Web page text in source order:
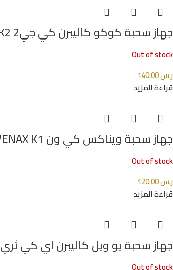
جهاز سحبة كوكو كاليبرن كي جي2 UWELL CALIBURN GK2
Out of stock
ر.س
قراءة المزيد
جهاز سحبة ويناكس كي ون GEEKVAPE WENAX K1
Out of stock
ر.س
قراءة المزيد
جهاز سحبة يو ويل كاليبرن اي كي ثري UWELL CALIBURN AK3